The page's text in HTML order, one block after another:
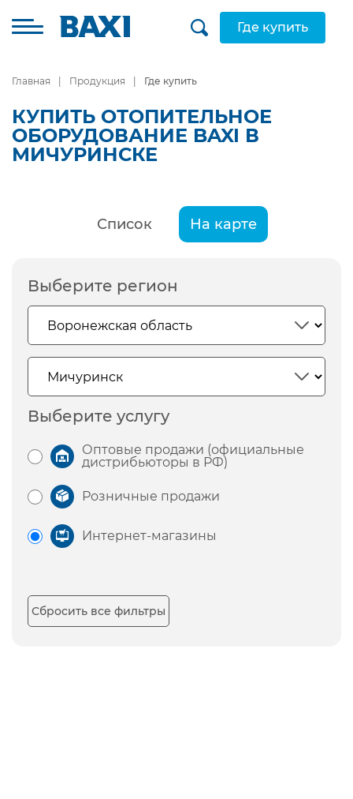
Где купить
Главная Продукция Где купить
КУПИТЬ ОТОПИТЕЛЬНОЕ
ОБОРУДОВАНИЕ BAXI В
МИЧУРИНСКЕ
Список На карте
Выберите регион
Выберите услугу
Оптовые продажи (официальные
дистрибьюторы в РФ)
Розничные продажи
Интернет-магазины
Сбросить все фильтры